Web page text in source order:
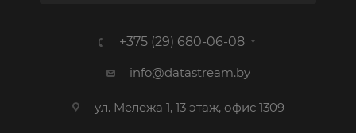
+375 (29) 680-06-08
info@datastream.by
ул. Мележа 1, 13 этаж, офис 1309